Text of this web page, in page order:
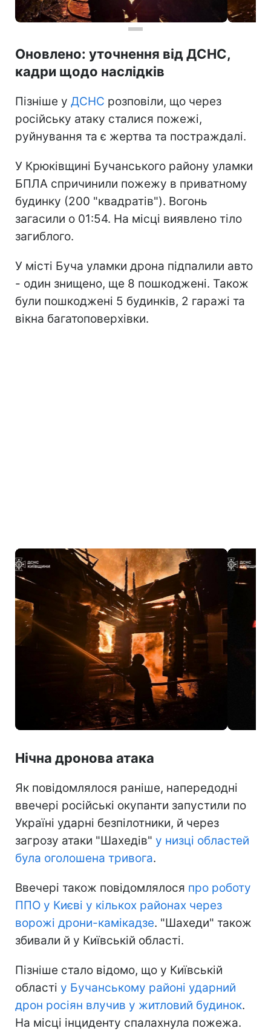
Оновлено: уточнення від ДСНС,
кадри щодо наслідків
Пізніше у ДСНС розповіли, що через
російську атаку сталися пожежі,
руйнування та є жертва та постраждалі.
У Крюківщині Бучанського району уламки
БПЛА спричинили пожежу в приватному
будинку (200 "квадратів"). Вогонь
загасили о 01:54. На місці виявлено тіло
загиблого.
У місті Буча уламки дрона підпалили авто
- один знищено, ще 8 пошкоджені. Також
були пошкоджені 5 будинків, 2 гаражі та
вікна багатоповерхівки.
Нічна дронова атака
Як повідомлялося раніше, напередодні
ввечері російські окупанти запустили по
Україні ударні безпілотники, й через
загрозу атаки "Шахедів" у низці областей
була оголошена тривога.
Ввечері також повідомлялося про роботу
ППО у Києві у кількох районах через
ворожі дрони-камікадзе. "Шахеди" також
збивали й у Київській області.
Пізніше стало відомо, що у Київській
області у Бучанському районі ударний
дрон росіян влучив у житловий будинок.
На місці інциденту спалахнула пожежа.